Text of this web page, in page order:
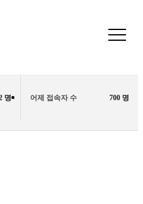
명 어제 접속자 수 700 명